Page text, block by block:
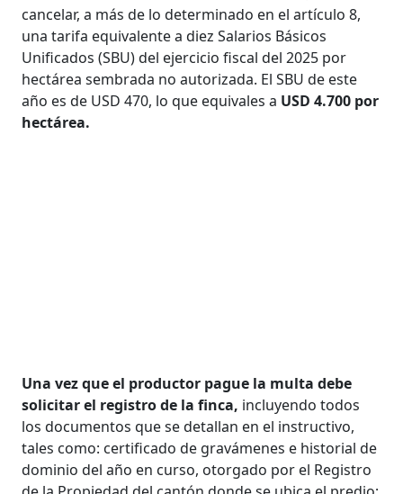
cancelar, a más de lo determinado en el artículo 8,
una tarifa equivalente a diez Salarios Básicos
Unificados (SBU) del ejercicio fiscal del 2025 por
hectárea sembrada no autorizada. El SBU de este
año es de USD 470, lo que equivales a USD 4.700 por
hectárea.
Una vez que el productor pague la multa debe
solicitar el registro de la finca, incluyendo todos
los documentos que se detallan en el instructivo,
tales como: certificado de gravámenes e historial de
dominio del año en curso, otorgado por el Registro